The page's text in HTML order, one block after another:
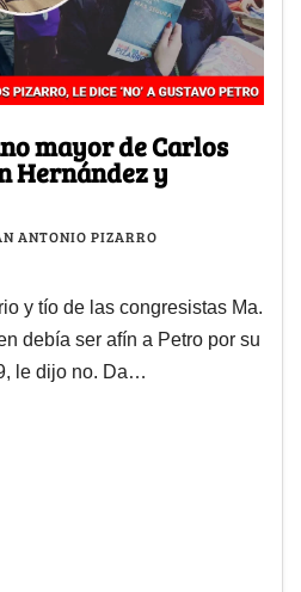
mayor de Carlos
Hernández y
ANTONIO PIZARRO
y tío de las congresistas Ma.
debía ser afín a Petro por su
le dijo no. Da…